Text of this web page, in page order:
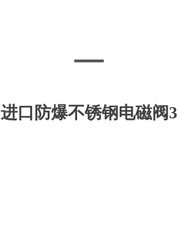
进口防爆不锈钢电磁阀3